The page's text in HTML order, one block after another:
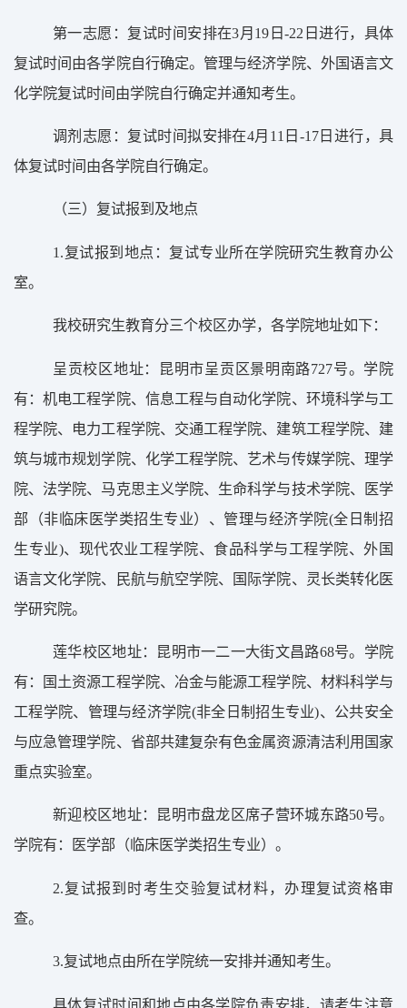
第一志愿：复试时间安排在3月 19 日-22 日进行，具体
复试时间由各学院自行确定。管理与经济学院、外国语言文
化学院复试时间由学院自行确定并通知考生。
调剂志愿：复试时间拟安排在4月 11 日 -17日进行，具
体复试时间由各学院自行确定。
（三）复试报到及地点
1.复试报到地点：复试专业所在学院研究生教育办公
室。
我校研究生教育分三个校区办学，各学院地址如下：
呈贡校区地址：昆明市呈贡区景明南路727号。学院
有：机电工程学院、信息工程与自动化学院、环境科学与工
程学院、电力工程学院、交通工程学院、建筑工程学院、建
筑与城市规划学院、化学工程学院、艺术与传媒学院、理学
院、法学院、马克思主义学院、生命科学与技术学院、医学
部 （非临床医学类招生专业）、管理与经济学院(全日制招
生专业)、现代农业工程学院、食品科学与工程学院、外国
语言文化学院、民航与航空学院、国际学院、灵长类转化医
学研究院。
莲华校区地址：昆明市一二一大街文昌路68号。学院
有：国土资源工程学院、冶金与能源工程学院、材料科学与
工程学院、管理与经济学院(非全日制招生专业)、公共安全
与应急管理学院、 省部共建复杂有色金属资源清洁利用 国家
重点实验室。
新迎校区地址：昆明市盘龙区席子营环城东路50号。
学院有：
医学部 （临床医学类招生专业） 。
2.复试报到时考生交验复试材料，办理复试资格审
查。
3.复试地点由所在学院统一安排并通知考生。